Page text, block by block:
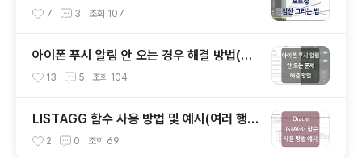
h Tool 사용)
7 3 조회 107
아이폰 푸시 알림 안 오는 경우 해결 방법(위
치 및 개인 정보 보호 재설정)
13 5 조회 104
LISTAGG 함수 사용 방법 및 예시(여러 행의
값을 하나의 문자열로 결합할 때)
2 0 조회 69